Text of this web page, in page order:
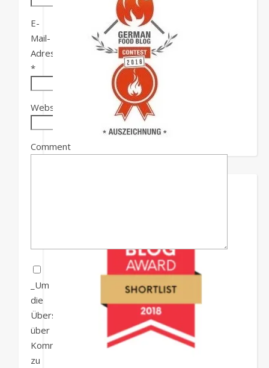
E-
Mail-
Adresse
*
Website
Comment
_Um
die
Übersicht
über
Kommentare
zu